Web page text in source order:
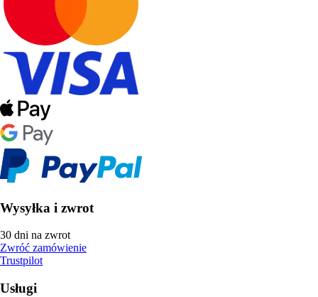
Wysyłka i zwrot
30 dni na zwrot
Zwróć zamówienie
Trustpilot
Usługi